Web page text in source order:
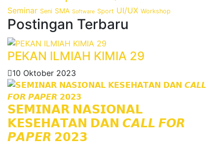
Seminar Seni SMA Software Sport UI/UX Workshop
Postingan Terbaru
PEKAN ILMIAH KIMIA 29
10 Oktober 2023
𝗦𝗘𝗠𝗜𝗡𝗔𝗥 𝗡𝗔𝗦𝗜𝗢𝗡𝗔𝗟
𝗞𝗘𝗦𝗘𝗛𝗔𝗧𝗔𝗡 𝗗𝗔𝗡 𝘾𝘼𝙇𝙇 𝙁𝙊𝙍
𝙋𝘼𝙋𝙀𝙍 𝟮𝟬𝟮𝟯